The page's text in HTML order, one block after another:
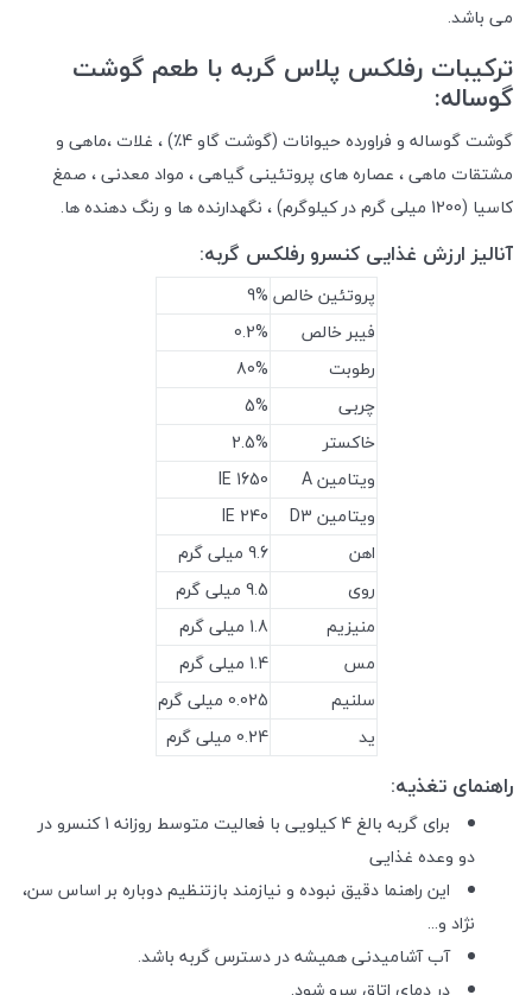
می باشد.
ترکیبات رفلکس پلاس گربه با طعم گوشت
گوساله:
گوشت گوساله و فراورده حیوانات (گوشت گاو 4٪) ، غلات ،ماهی و
مشتقات ماهی ، عصاره های پروتئینی گیاهی ، مواد معدنی ، صمغ
کاسیا (1200 میلی گرم در کیلوگرم) ، نگهدارنده ها و رنگ دهنده ها.
آنالیز ارزش غذایی کنسرو رفلکس گربه:
پروتئین خالص 9%
فیبر خالص
0.2%
رطوبت
80%
چربی
5%
خاکستر
2.5%
ویتامین A
1650 IE
ویتامین D3
240 IE
اهن
9.6 میلی گرم
روی
9.5 میلی گرم
منیزیم
1.8 میلی گرم
مس
1.4 میلی گرم
سلنیم
0.025 میلی گرم
ید
0.24 میلی گرم
راهنمای تغذیه:
برای گربه بالغ 4 کیلویی با فعالیت متوسط روزانه 1 کنسرو در
دو وعده غذایی
این راهنما دقیق نبوده و نیازمند بازتنظیم دوباره بر اساس سن،
نژاد و...
آب آشامیدنی همیشه در دسترس گربه باشد.